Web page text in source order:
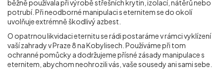
běžně používala při výrobě střešních krytin, izolací, nátěrů nebo
potrubí. Při neodborné manipulaci s eternitem se do okolí
uvolňuje extrémně škodlivý azbest.
O opatrnou likvidaci eternitu se rádi postaráme v rámci vyklízení
vaší zahrady v Praze 8 na Kobylisech . Používáme při tom
ochranné pomůcky a dodržujeme přísné zásady manipulace s
eternitem, abychom neohrozili vás, vaše sousedy ani sami sebe.